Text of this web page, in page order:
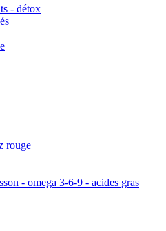
- détox
rouge
- omega 3-6-9 - acides gras